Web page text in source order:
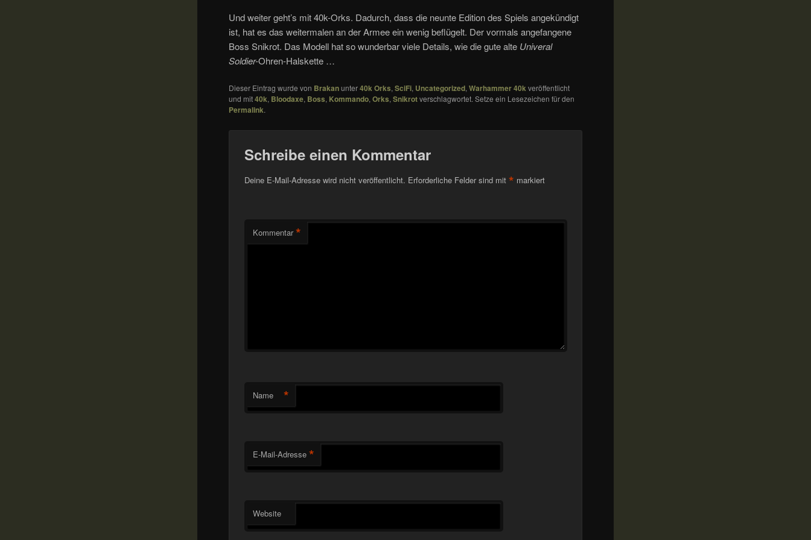
Und weiter geht’s mit 40k-Orks. Dadurch, dass die neunte Edition des Spiels angekündigt
ist, hat es das weitermalen an der Armee ein wenig beflügelt. Der vormals angefangene
Boss Snikrot. Das Modell hat so wunderbar viele Details, wie die gute alte Univeral
Soldier-Ohren-Halskette …
Dieser Eintrag wurde von Brakanunter40k Orks,SciFi, Uncategorized,Warhammer 40kveröffentlicht
und mit40k, Bloodaxe, Boss, Kommando,Orks,Snikrotverschlagwortet. Setze ein Lesezeichen für den
Permalink.
Schreibe einen Kommentar
Deine E-Mail-Adresse wird nicht veröffentlicht. Erforderliche Felder sind mit * markiert
Kommentar *
Name *
E-Mail-Adresse *
Website